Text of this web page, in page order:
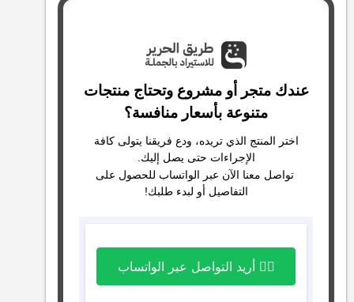
عندك متجر أو مشروع وتحتاج منتجات
متنوعة بأسعار منافسة؟
اختر المنتج الذي تريده، ودع فريقنا يتولى كافة
الإجراءات حتى يصل إليك.
تواصل معنا الآن عبر الواتساب للحصول على
التفاصيل أو لبدء طلبك!